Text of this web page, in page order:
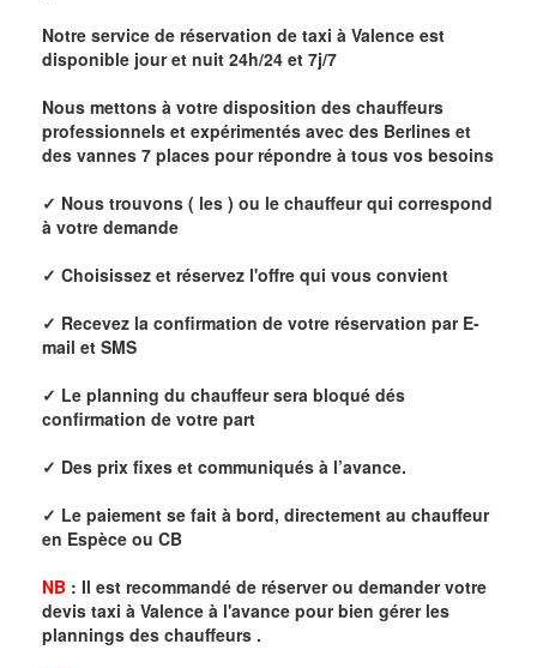
Notre service de réservation de taxi à Valence est
disponible jour et nuit 24h/24 et 7j/7
Nous mettons à votre disposition des chauffeurs
professionnels et expérimentés avec des Berlines et
des vannes 7 places pour répondre à tous vos besoins
✓ Nous trouvons ( les ) ou le chauffeur qui correspond
à votre demande
✓ Choisissez et réservez l'offre qui vous convient
✓ Recevez la confirmation de votre réservation par E-
mail et SMS
✓ Le planning du chauffeur sera bloqué dés
confirmation de votre part
✓ Des prix fixes et communiqués à l’avance.
✓ Le paiement se fait à bord, directement au chauffeur
en Espèce ou CB
NB : Il est recommandé de réserverou demandervotre
devis taxi à Valence à l'avance pour bien gérer les
plannings des chauffeurs .